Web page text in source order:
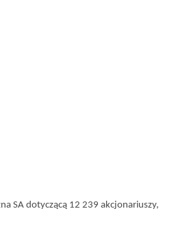
SA dotyczącą 12 239 akcjonariuszy,